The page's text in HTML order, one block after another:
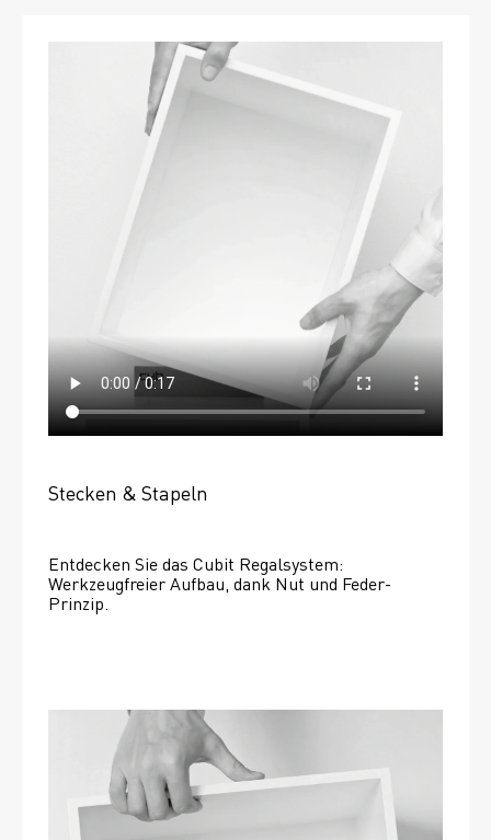
Stecken & Stapeln
Entdecken Sie das Cubit Regalsystem:
Werkzeugfreier Aufbau, dank Nut und Feder-
Prinzip.